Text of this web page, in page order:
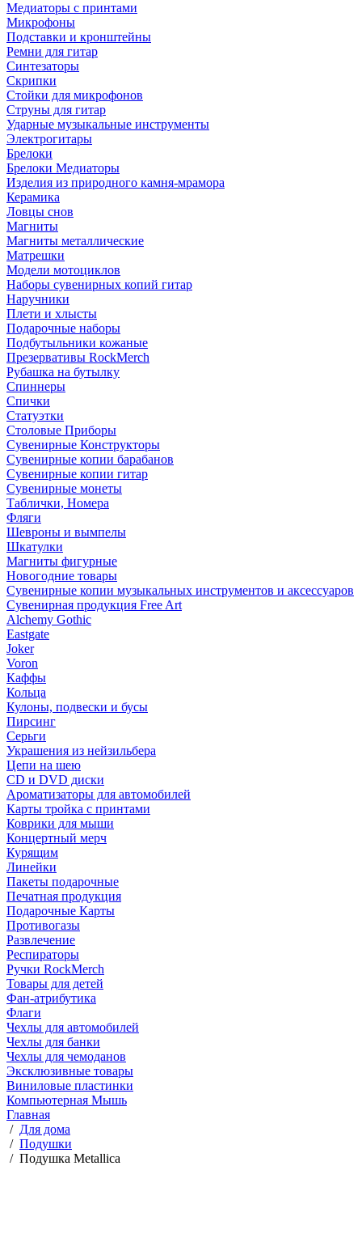
Медиаторы с принтами
Микрофоны
Подставки и кронштейны
Ремни для гитар
Синтезаторы
Скрипки
Стойки для микрофонов
Струны для гитар
Ударные музыкальные инструменты
Электрогитары
Брелоки
Брелоки Медиаторы
Изделия из природного камня-мрамора
Керамика
Ловцы снов
Магниты
Магниты металлические
Матрешки
Модели мотоциклов
Наборы сувенирных копий гитар
Наручники
Плети и хлысты
Подарочные наборы
Подбутыльники кожаные
Презервативы RockMerch
Рубашка на бутылку
Спиннеры
Спички
Статуэтки
Столовые Приборы
Сувенирные Конструкторы
Сувенирные копии барабанов
Сувенирные копии гитар
Сувенирные монеты
Таблички, Номера
Фляги
Шевроны и вымпелы
Шкатулки
Магниты фигурные
Новогодние товары
Сувенирные копии музыкальных инструментов и аксессуаров
Сувенирная продукция Free Art
Alchemy Gothic
Eastgate
Joker
Voron
Каффы
Кольца
Кулоны, подвески и бусы
Пирсинг
Серьги
Украшения из нейзильбера
Цепи на шею
CD и DVD диски
Ароматизаторы для автомобилей
Карты тройка с принтами
Коврики для мыши
Концертный мерч
Курящим
Линейки
Пакеты подарочные
Печатная продукция
Подарочные Карты
Противогазы
Развлечение
Респираторы
Ручки RockMerch
Товары для детей
Фан-атрибутика
Флаги
Чехлы для автомобилей
Чехлы для банки
Чехлы для чемоданов
Эксклюзивные товары
Виниловые пластинки
Компьютерная Мышь
Главная
/ Для дома
/ Подушки
/ Подушка Metallica